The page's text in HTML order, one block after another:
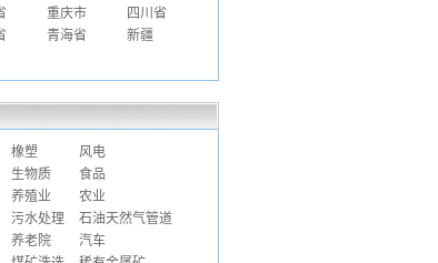
重庆市
四川省
青海省
新疆
橡塑
风电
生物质
食品
养殖业
农业
污水处理
石油天然气管道
养老院
汽车